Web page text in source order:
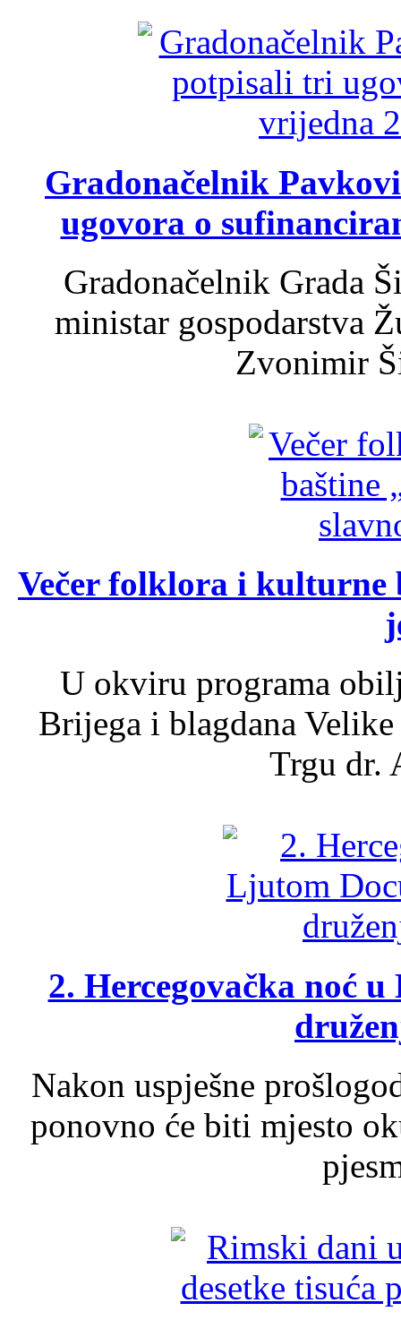
Gradonačelnik
ugovora o
Gradonačelnik Grada
ministar gospodarstva
Zvonimir
Večer folklora i kulturne
U okviru programa
Brijega i blagdana
Trgu dr.
2. Hercegovačka noć
Nakon uspješne
ponovno će biti mjesto